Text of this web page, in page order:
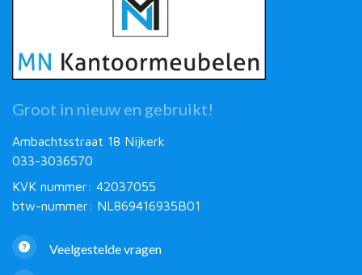
Groot in nieuw en gebruikt!
Ambachtsstraat 18 Nijkerk
033-3036570
KVK nummer: 42037055
btw-nummer: NL869416935B01
Veelgestelde vragen